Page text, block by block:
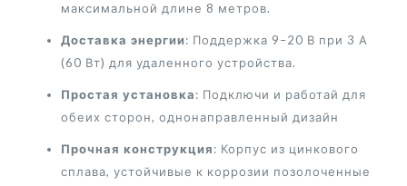
максимальной длине 8 метров.
Доставка энергии: Поддержка 9–20 В при 3 А
(60 Вт) для удаленного устройства.
Простая установка: Подключи и работай для
обеих сторон, однонаправленный дизайн
Прочная конструкция: Корпус из цинкового
сплава, устойчивые к коррозии позолоченные